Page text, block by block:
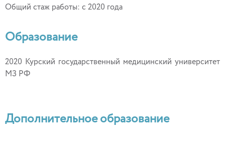
Общий стаж работы: с 2020 года
Образование
2020 Курский государственный медицинский университет
МЗ РФ
Дополнительное образование